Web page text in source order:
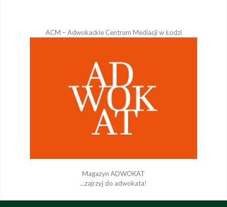
ACM – Adwokackie Centrum Mediacji w Łodzi
Magazyn ADWOKAT
…zajrzyj do adwokata!